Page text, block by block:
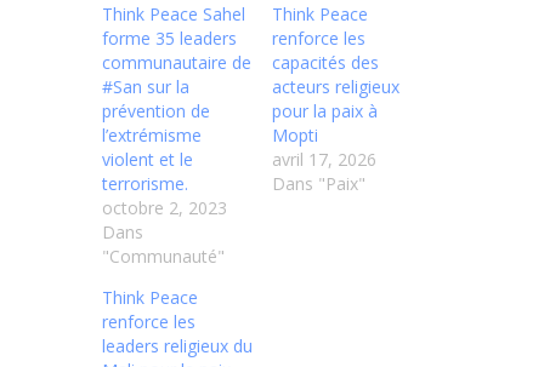
Think Peace Sahel
forme 35 leaders
communautaire de
#San sur la
prévention de
l’extrémisme
violent et le
terrorisme.
octobre 2, 2023
Dans
"Communauté"
Think Peace
renforce les
capacités des
acteurs religieux
pour la paix à
Mopti
avril 17, 2026
Dans "Paix"
Think Peace
renforce les
leaders religieux du